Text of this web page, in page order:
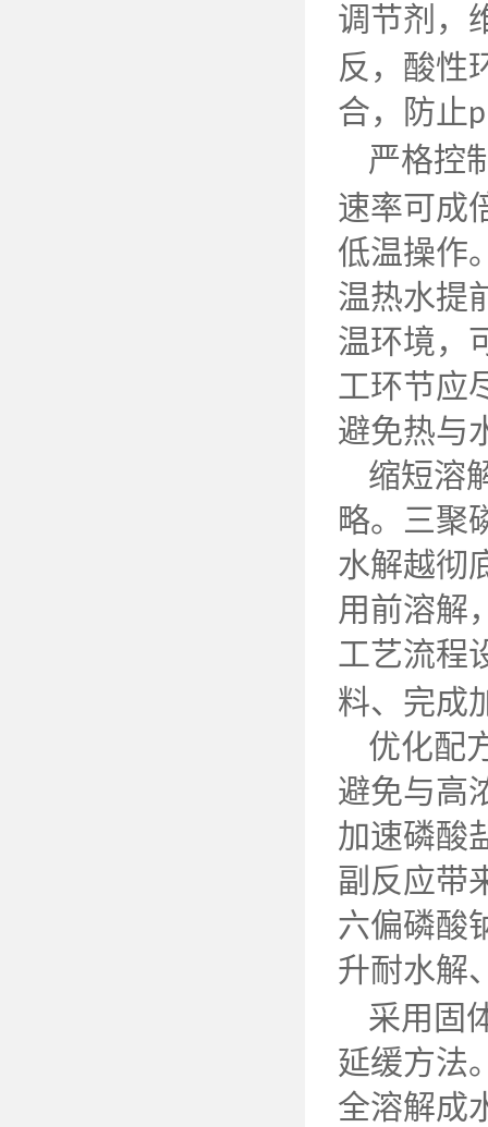
调节剂，
反，酸性
合，防止
严格控
速率可成
低温操作
温热水提
温环境，
工环节应
避免热与
缩短溶
略。三聚
水解越彻
用前溶解
工艺流程
料、完成
优化配
避免与高
加速磷酸
副反应带
六偏磷酸
升耐水解
采用固
延缓方法
全溶解成